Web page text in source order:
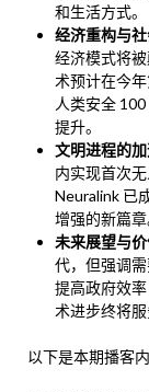
和生活方式。
经济重构与社
经济模式将
术预计在今
人类安全
提升。
文明进程的加
内实现首次
Neuralink 已
增强的新篇章
未来展望与价
代，但强调
提高政府效
术进步终将
以下是本期播客